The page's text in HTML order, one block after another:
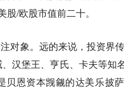
/欧股市值前二十。
对象。远的来说，投资界
汉堡王、亨氏、卡夫等知
恩资本觊觎的达美乐披